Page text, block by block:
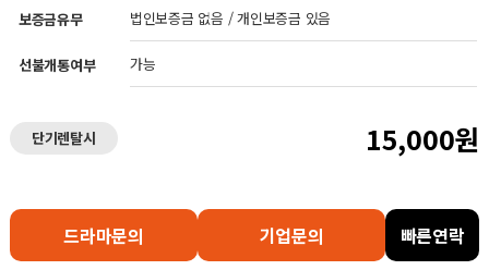
보증금유무 법인보증금 없음 / 개인보증금 있음
선불개통여부 가능
단기렌탈시 15,000원
드라마문의 기업문의 빠른연락